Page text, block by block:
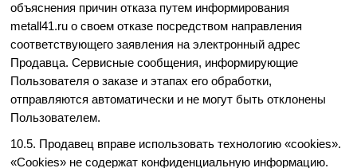
объяснения причин отказа путем информирования
metall41.ru о своем отказе посредством направления
соответствующего заявления на электронный адрес
Продавца. Сервисные сообщения, информирующие
Пользователя о заказе и этапах его обработки,
отправляются автоматически и не могут быть отклонены
Пользователем.
10.5. Продавец вправе использовать технологию «cookies».
«Cookies» не содержат конфиденциальную информацию.